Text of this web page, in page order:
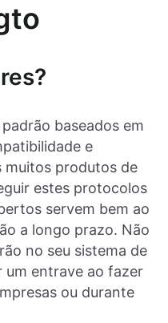
baseados em
e
muitos produtos de
estes protocolos
servem bem ao
a longo prazo. Não
no seu sistema de
um entrave ao fazer
ou durante